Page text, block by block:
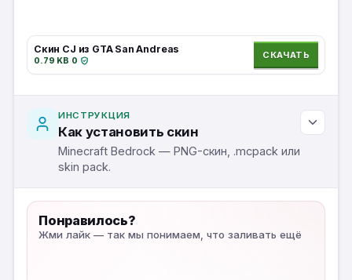
Скин CJ из GTA San Andreas
0.79 KB·0·
СКАЧАТЬ
ИНСТРУКЦИЯ
Как установить скин
Minecraft Bedrock — PNG-скин, .mcpack или
skin pack.
Понравилось?
Жми лайк — так мы понимаем, что заливать ещё